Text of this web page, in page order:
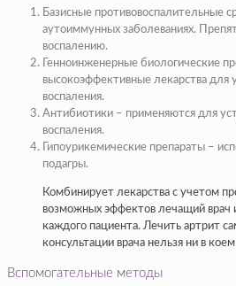
Базисные противовоспалительные
аутоиммунных заболеваниях.
воспалению.
Генноинженерные биологические
высокоэффективные лекарства для
воспаления.
Антибиотики – применяются для
воспаления.
Гипоурикемические препараты –
подагры.
Комбинирует лекарства с учетом
возможных эффектов лечащий врач
каждого пациента. Лечить артрит
консультации врача нельзя ни в
Вспомогательные методы